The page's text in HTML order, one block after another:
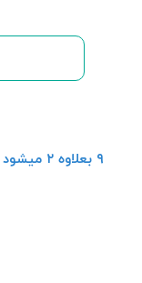
۹ بعلاوه ۲ میشود